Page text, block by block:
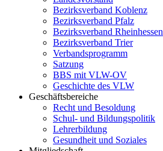
Bezirksverband Koblenz
Bezirksverband Pfalz
Bezirksverband Rheinhessen
Bezirksverband Trier
Verbandsprogramm
Satzung
BBS mit VLW-OV
Geschichte des VLW
Geschäftsbereiche
Recht und Besoldung
Schul- und Bildungspolitik
Lehrerbildung
Gesundheit und Soziales